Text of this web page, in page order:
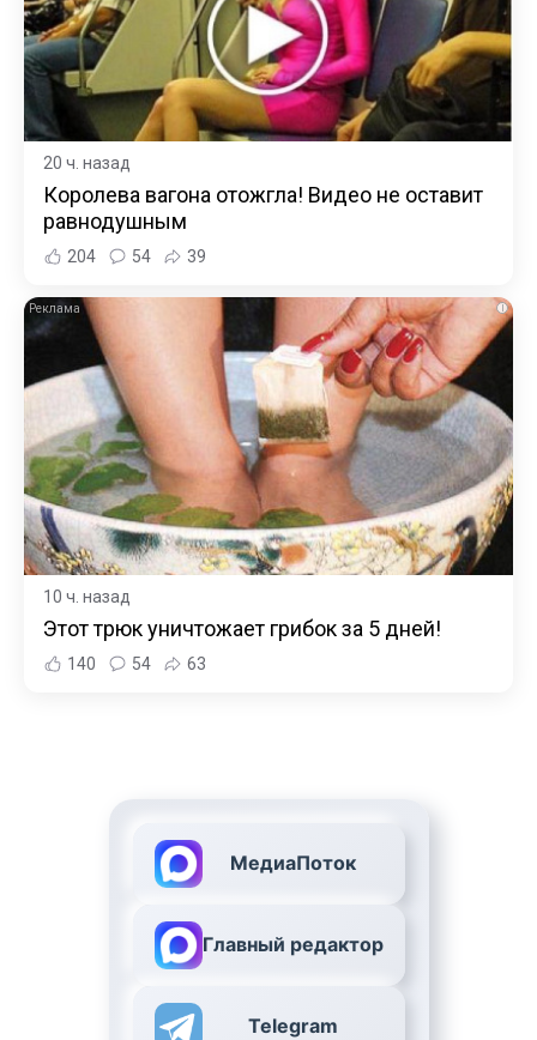
20 ч. назад
Королева вагона отожгла! Видео не оставит
равнодушным
204 54 39
i
10 ч. назад
Этот трюк уничтожает грибок за 5 дней!
140 54 63
МедиаПоток
Главный редактор
Telegram